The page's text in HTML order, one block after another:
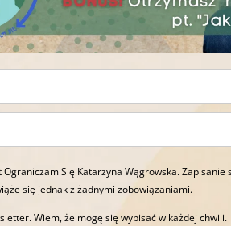
Się Katarzyna Wągrowska.
się jednak z żadnymi zobowiązaniami.
Wiem, że mogę się wypisać w każdej chwili.